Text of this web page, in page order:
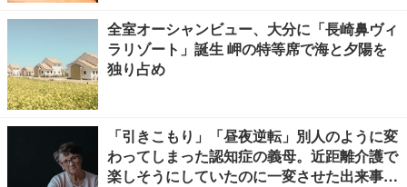
全室オーシャンビュー、大分に「長崎鼻ヴィ
ラリゾート」誕生 岬の特等席で海と夕陽を
独り占め
「引きこもり」「昼夜逆転」別人のように変
わってしまった認知症の義母。近距離介護で
楽しそうにしていたのに一変させた出来事と